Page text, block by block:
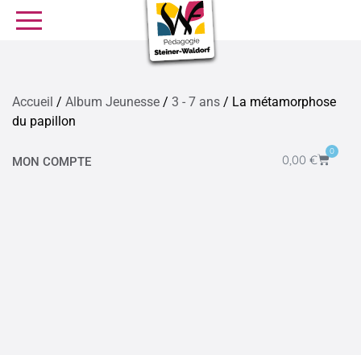
SE FORMER
Librairie
Accueil / Album Jeunesse / 3 - 7 ans / La métamorphose
du papillon
MON COMPTE 0,00 €
0